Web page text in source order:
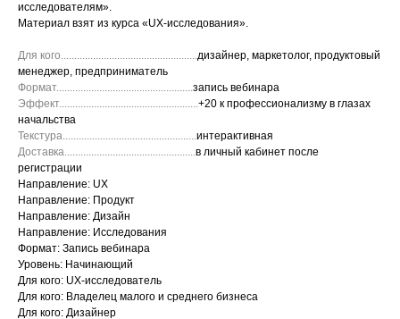
исследователям».
Материал взят из курса «UX-исследования».
Для кого...................................................дизайнер, маркетолог, продуктовый
менеджер, предприниматель
Формат...................................................запись вебинара
Эффект....................................................+20 к профессионализму в глазах
начальства
Текстура..................................................интерактивная
Доставка.................................................в личный кабинет после
регистрации
Направление: UX
Направление: Продукт
Направление: Дизайн
Направление: Исследования
Формат: Запись вебинара
Уровень: Начинающий
Для кого: UX-исследователь
Для кого: Владелец малого и среднего бизнеса
Для кого: Дизайнер